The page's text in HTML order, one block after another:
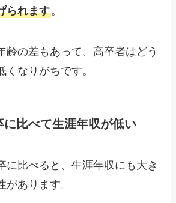
られます。
齢の差もあって、高卒者はどう
くなりがちです。
に比べて生涯年収が低い
に比べると、生涯年収にも大き
があります。